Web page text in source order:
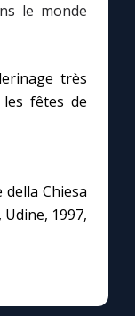
le monde
très
fêtes de
Chiesa
1997,